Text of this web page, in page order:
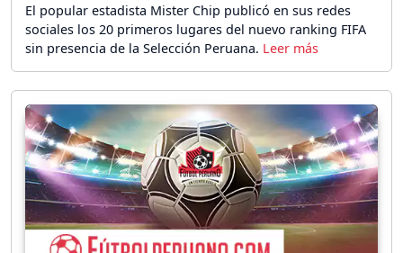
El popular estadista Mister Chip publicó en sus redes
sociales los 20 primeros lugares del nuevo ranking FIFA
sin presencia de la Selección Peruana.